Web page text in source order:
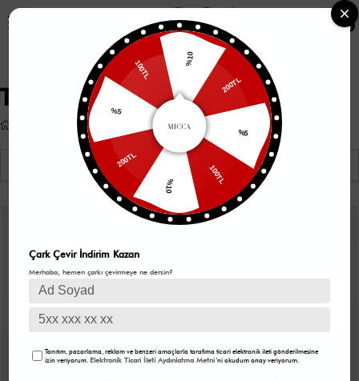
0
Tunika
Tunika
Filtern
Auflistung
%10
200TL
%5
100TL
%10
200TL
100TL
Çark Çevir İndirim Kazan
Merhaba, hemen çarkı çevirmeye ne dersin?
Tanıtım, pazarlama, reklam ve benzeri amaçlarla tarafıma ticari elektronik ileti gönderilmesine
izin veriyorum.Elektronik Ticari İleti Aydınlatma Metni 'ni okudum onay veriyorum.